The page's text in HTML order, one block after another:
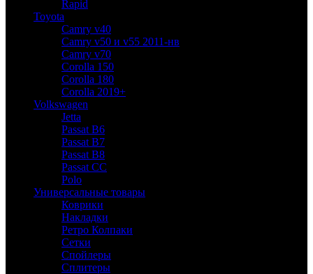
Rapid
Toyota
Camry v40
Camry v50 и v55 2011-нв
Camry v70
Corolla 150
Corolla 180
Corolla 2019+
Volkswagen
Jetta
Passat B6
Passat B7
Passat B8
Passat CC
Polo
Универсальные товары
Коврики
Накладки
Ретро Колпаки
Сетки
Спойлеры
Сплитеры